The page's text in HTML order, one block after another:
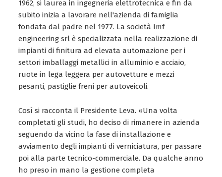
1962, si laurea in ingegneria elettrotecnica e fin da
subito inizia a lavorare nell'azienda di famiglia
fondata dal padre nel 1977. La società Imf
engineering srl è specializzata nella realizzazione di
impianti di finitura ad elevata automazione per i
settori imballaggi metallici in alluminio e acciaio,
ruote in lega leggera per autovetture e mezzi
pesanti, pastiglie freni per autoveicoli.
Così si racconta il Presidente Leva. «Una volta
completati gli studi, ho deciso di rimanere in azienda
seguendo da vicino la fase di installazione e
avviamento degli impianti di verniciatura, per passare
poi alla parte tecnico-commerciale. Da qualche anno
ho preso in mano la gestione completa